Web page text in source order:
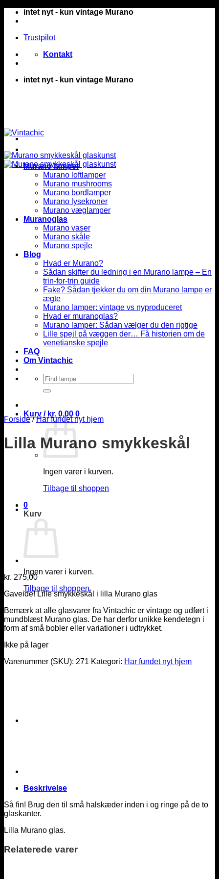
Fortsætintet nyt - kun vintage Murano
Trustpilot
Kontakt
intet nyt - kun vintage Murano
Murano lamper
Murano loftlamper
Murano mushrooms
Murano bordlamper
Murano lysekroner
Murano væglamper
Muranoglas
Murano vaser
Murano skåle
Murano spejle
Blog
Hvad er Murano?
Sådan skifter du ledning i en Murano lampe – En
trin-for-trin guide
Fake? Sådan tjekker du om din Murano lampe er
ægte
Murano lamper: vintage vs nyproduceret
Hvad er muranoglas?
Murano lamper: Sådan vælger du den rigtige
Lille spejl på væggen der… Få historien om de
venetianske spejle
FAQ
Om Vintachic
Søg
efter:
Kurv / kr. 0,00 0
Ingen varer i kurven.
Tilbage til shoppen
0
Kurv
Ingen varer i kurven.
Tilbage til shoppen
Forside / Har fundet nyt hjem
Lilla Murano smykkeskål
kr. 275,00
Gaveide! Lille smykkeskål i lilla Murano glas
Bemærk at alle glasvarer fra Vintachic er vintage og udført i
mundblæst Murano glas. De har derfor unikke kendetegn i
form af små bobler eller variationer i udtrykket.
Ikke på lager
Varenummer (SKU): 271 Kategori: Har fundet nyt hjem
Beskrivelse
Så fin! Brug den til små halskæder inden i og ringe på de to
glaskanter.
Lilla Murano glas.
Relaterede varer